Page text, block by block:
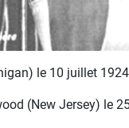
le 10 juillet 1924
(New Jersey) le